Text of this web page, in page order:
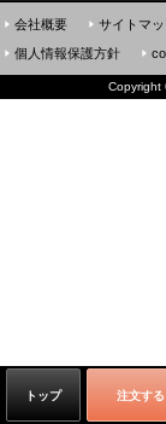
トップ 注文する
会社概要 サイトマ
個人情報保護方針
Copyright